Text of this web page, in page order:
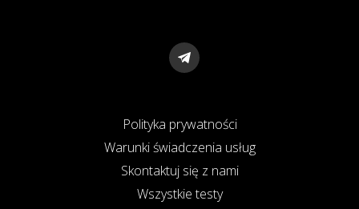
Polityka prywatności
Warunki świadczenia usług
Skontaktuj się z nami
Wszystkie testy